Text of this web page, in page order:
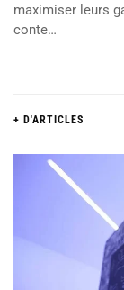
maximiser leurs
conte…
+ D'ARTICLES